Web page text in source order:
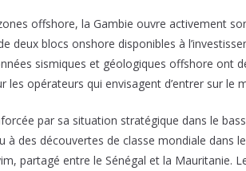
offshore, la Gambie ouvre activement
blocs onshore disponibles à
sismiques et géologiques offshore
opérateurs qui envisagent d’entrer sur le
par sa situation stratégique dans le
à des découvertes de classe mondiale
partagé entre le Sénégal et la Mauritanie.